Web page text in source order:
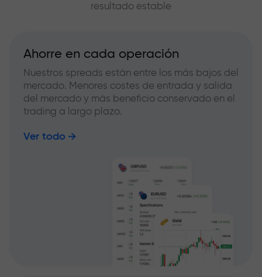
resultado estable
Ahorre en cada operación
Nuestros spreads están entre los más bajos del
mercado. Menores costes de entrada y salida
del mercado y más beneficio conservado en el
trading a largo plazo.
Ver todo